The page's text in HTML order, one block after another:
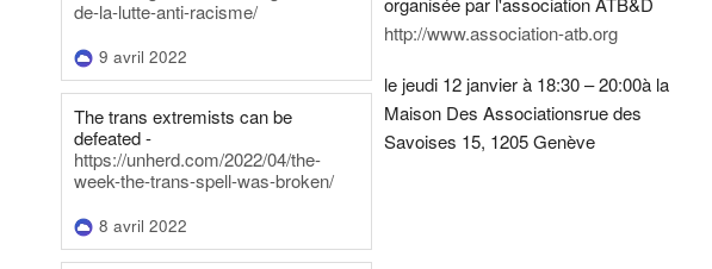
de-la-lutte-anti-racisme/
9 avril 2022
The trans extremists can be
defeated -
https://unherd.com/2022/04/the-
week-the-trans-spell-was-broken/
8 avril 2022
http://www.association-atb.org
le jeudi 12 janvier à 18:30 – 20:00à la
Maison Des Associationsrue des
Savoises 15, 1205 Genève